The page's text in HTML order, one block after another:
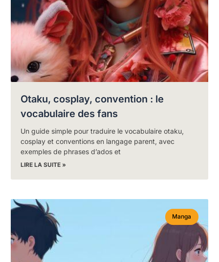
Otaku, cosplay, convention : le
vocabulaire des fans
Un guide simple pour traduire le vocabulaire otaku,
cosplay et conventions en langage parent, avec
exemples de phrases d’ados et
LIRE LA SUITE »
Manga